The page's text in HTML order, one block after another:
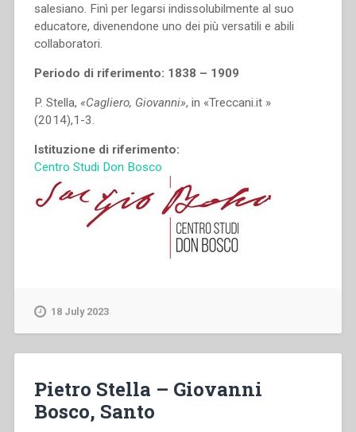
salesiano. Finì per legarsi indissolubilmente al suo
educatore, divenendone uno dei più versatili e abili
collaboratori.
Periodo di riferimento: 1838 – 1909
P. Stella, «Cagliero, Giovanni», in «Treccani.it »
(2014),1-3.
Istituzione di riferimento:
Centro Studi Don Bosco
18 July 2023
Pietro Stella – Giovanni
Bosco, Santo